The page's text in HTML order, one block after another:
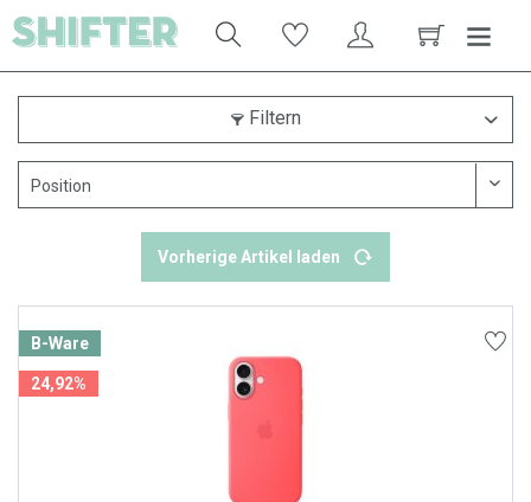
Filtern
Vorherige Artikel laden
B-Ware
24,92%